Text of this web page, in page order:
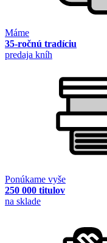
Máme
35-ročnú tradíciu
predaja kníh
Ponúkame vyše
250 000 titulov
na sklade